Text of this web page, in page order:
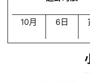
10月 6日